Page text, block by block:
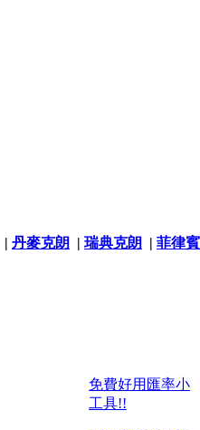
| 丹麥克朗 | 瑞典克朗 | 菲律賓
免費好用匯率小
工具!!